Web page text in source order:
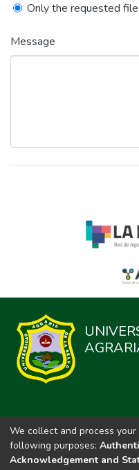
Only the requested file
Message
We collect and process
following purposes:
Acknowledgement and